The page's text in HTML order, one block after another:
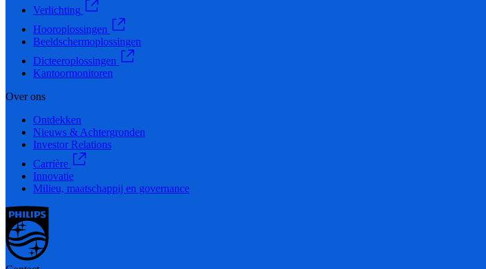
Verlichting
Hooroplossingen
Beeldschermoplossingen
Dicteeroplossingen
Kantoormonitoren
Over ons
Ontdekken
Nieuws & Achtergronden
Investor Relations
Carrière
Innovatie
Milieu, maatschappij en governance